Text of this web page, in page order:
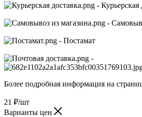
- Курьерская
-
- Постамат
-
Более подробная информация на
21 ₽/шт
Варианты цен